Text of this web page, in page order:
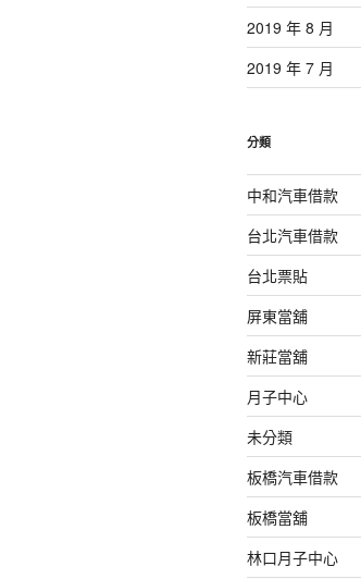
2019 年 8 月
2019 年 7 月
分類
中和汽車借款
台北汽車借款
台北票貼
屏東當舖
新莊當舖
月子中心
未分類
板橋汽車借款
板橋當舖
林口月子中心